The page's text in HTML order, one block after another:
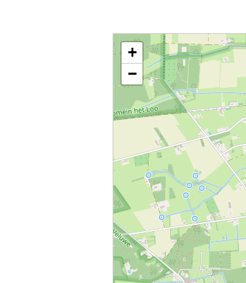
Kaart / Plattegrond Vaassen centrum
+
−